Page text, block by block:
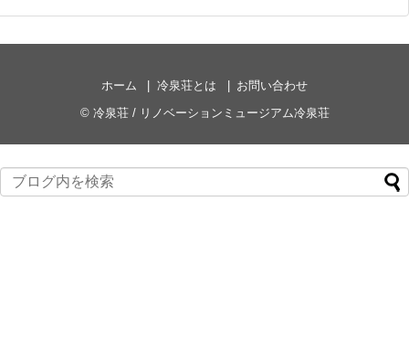
ホーム 冷泉荘とは
お問い合わせ
© 冷泉荘 / リノベーションミュージアム冷泉荘